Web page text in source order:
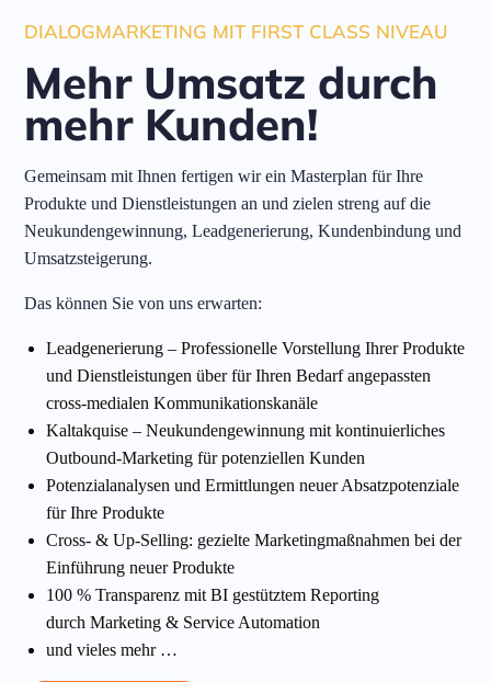
DIALOGMARKETING MIT FIRST CLASS NIVEAU
Mehr Umsatz durch
mehr Kunden!
Gemeinsam mit Ihnen fertigen wir ein Masterplan für Ihre
Produkte und Dienstleistungen an und zielen streng auf die
Neukundengewinnung, Leadgenerierung, Kundenbindung und
Umsatzsteigerung.
Das können Sie von uns erwarten:
Leadgenerierung – Professionelle Vorstellung Ihrer Produkte
und Dienstleistungen über für Ihren Bedarf angepassten
cross-medialen Kommunikationskanäle
Kaltakquise – Neukundengewinnung mit kontinuierliches
Outbound-Marketing für potenziellen Kunden
Potenzialanalysen und Ermittlungen neuer Absatzpotenziale
für Ihre Produkte
Cross- & Up-Selling: gezielte Marketingmaßnahmen bei der
Einführung neuer Produkte
100 % Transparenz mit BI gestütztem Reporting
durch Marketing & Service Automation
und vieles mehr …